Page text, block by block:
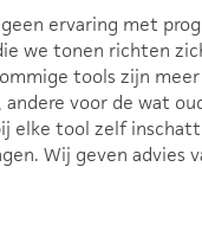
ervaring met
we tonen richten
tools zijn
voor de wat
elke tool zelf
Wij geven advies